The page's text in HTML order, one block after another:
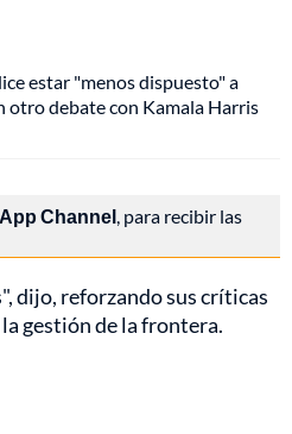
estar "menos dispuesto" a
otro debate con Kamala Harris
Channel, para recibir las
dijo, reforzando sus críticas
gestión de la frontera.